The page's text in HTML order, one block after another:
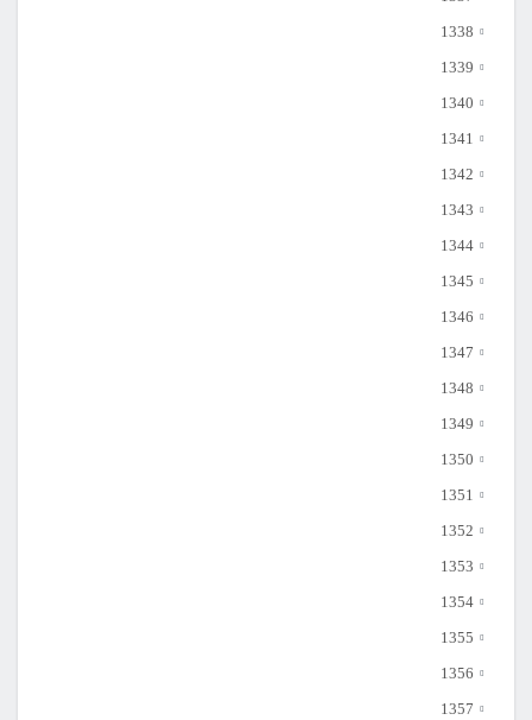
1338
1339
1340
1341
1342
1343
1344
1345
1346
1347
1348
1349
1350
1351
1352
1353
1354
1355
1356
1357